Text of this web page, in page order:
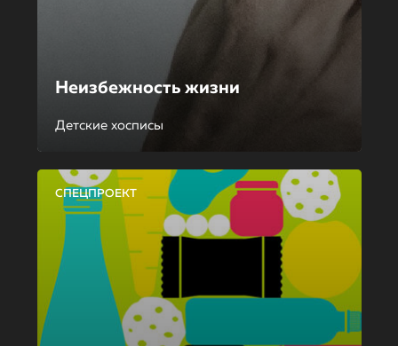
Неизбежность жизни
Детские хосписы
СПЕЦПРОЕКТ